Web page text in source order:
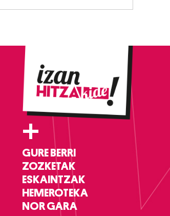
+
GURE BERRI
ZOZKETAK
ESKAINTZAK
HEMEROTEKA
NOR GARA